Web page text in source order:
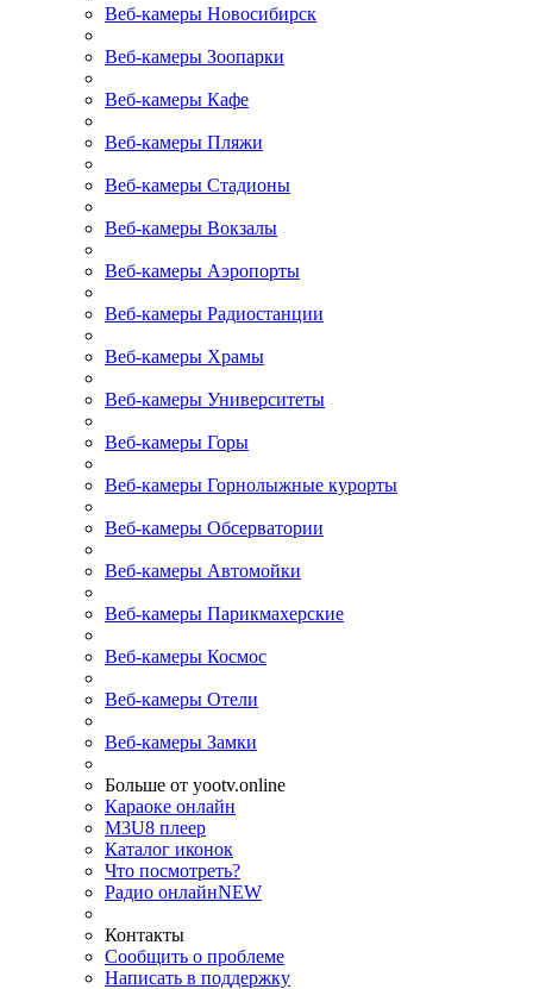
Веб-камеры Новосибирск
Веб-камеры Зоопарки
Веб-камеры Кафе
Веб-камеры Пляжи
Веб-камеры Стадионы
Веб-камеры Вокзалы
Веб-камеры Аэропорты
Веб-камеры Радиостанции
Веб-камеры Храмы
Веб-камеры Университеты
Веб-камеры Горы
Веб-камеры Горнолыжные курорты
Веб-камеры Обсерватории
Веб-камеры Автомойки
Веб-камеры Парикмахерские
Веб-камеры Космос
Веб-камеры Отели
Веб-камеры Замки
Больше от yootv.online
Караоке онлайн
M3U8 плеер
Каталог иконок
Что посмотреть?
Радио онлайнNEW
Контакты
Сообщить о проблеме
Написать в поддержку